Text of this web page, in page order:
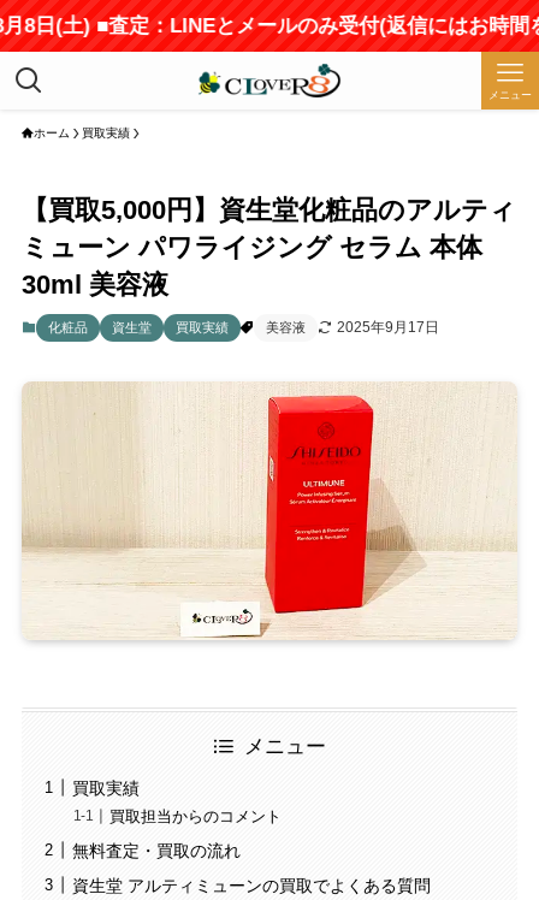
土) ■査定：LINEとメールのみ受付(返信にはお時間をい
メニュー
ホーム 買取実績
【買取5,000円】資生堂化粧品のアルティ
ミューン パワライジング セラム 本体
30ml 美容液
化粧品 資生堂 買取実績 美容液 2025年9月17日
メニュー
買取実績
買取担当からのコメント
無料査定・買取の流れ
資生堂 アルティミューンの買取でよくある質問